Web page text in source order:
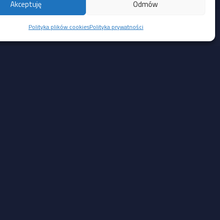
Akceptuję Odmów
Polityka plików cookiesPolityka prywatności